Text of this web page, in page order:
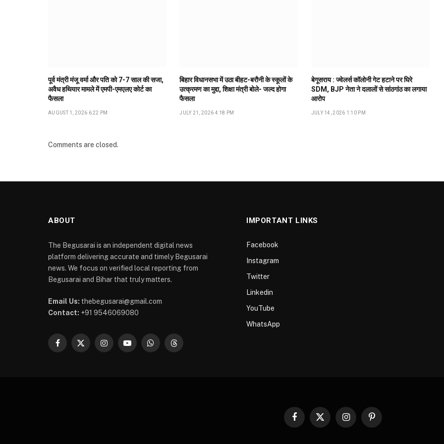
पूर्व मंत्री मंजू वर्मा और पति को 7-7 साल की सजा,
अवैध हथियार मामले में एमपी-एमएलए कोर्ट का
फैसला
AUGUST 1, 2026 6:22 PM
बिहार विधानसभा में उठा बीहट-बरौनी के स्कूलों के
उत्क्रमण का मुद्दा, शिक्षा मंत्री बोले- जल्द होगा
फैसला
JULY 21, 2026 4:18 PM
बेगूसराय : ज्वेलर्स कॉलोनी गेट हटाने पर घिरे
SDM, BJP नेता ने दलालों से सांठगांठ का लगाया
आरोप
JULY 14, 2026 1:10 PM
Comments are closed.
ABOUT
The Begusarai is an independent digital news
platform delivering accurate and timely Begusarai
news. We focus on verified local reporting from
Begusarai and Bihar that truly matters.
Email Us: thebegusarai@gmail.com
Contact: +91 9546069080
Facebook
X
InstagramYouTubeWhatsAppThreads
IMPORTANT LINKS
Facebook
Instagram
Twitter
Linkedin
YouTube
WhatsApp
Facebook
X
InstagramPinterest